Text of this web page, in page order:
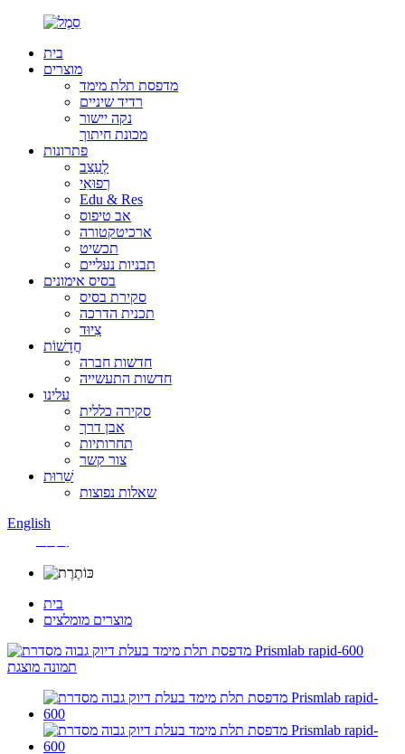
בית
מוצרים
מדפסת תלת מימד
רדיד שיניים
נקה יישור
מכונת חיתוך
פתרונות
לְעַצֵב
רְפוּאִי
Edu & Res
אב טיפוס
ארכיטקטורה
תכשיט
תבניות נעליים
בסיס אימונים
סקירת בסיס
תכנית הדרכה
צִיוּד
חֲדָשׁוֹת
חדשות חברה
חדשות התעשייה
עלינו
סקירה כללית
אבן דרך
תחרותיות
צור קשר
שֵׁרוּת
שאלות נפוצות
English
בית
מוצרים מומלצים